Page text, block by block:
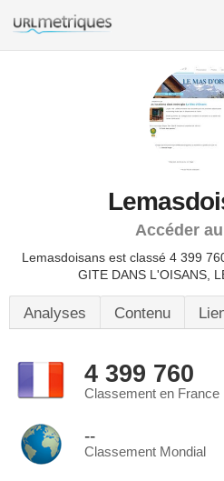
Accéder
Lemasdoisans est classé 4 399
GITE DANS L'OISANS,
Analyses Contenu
4 399 760
Classement en France
--
Classement Mondial